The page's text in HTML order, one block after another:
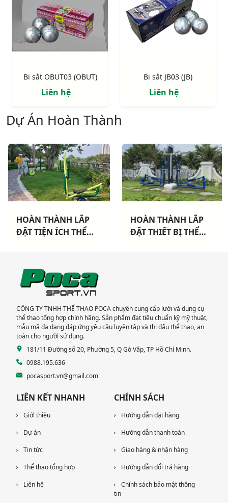
Bi sắt OBUT03 (OBUT)
Liên hệ
Bi sắt JB03 (JB)
Liên hệ
Dự Án Hoàn Thành
HOÀN THÀNH LẮP
ĐẶT TIỆN ÍCH THỂ
HOÀN THÀNH LẮP
ĐẶT THIẾT BỊ THỂ
CÔNG TY TNHH THỂ THAO POCA chuyên cung cấp lưới và dụng cụ
thể thao tổng hợp chính hãng. Sản phẩm đạt tiêu chuẩn kỹ mỹ thuật,
mẫu mã đa dạng đáp ứng yêu cầu luyện tập và thi đấu thể thao, an
toàn cho người sử dụng.
181/11 Đường số 20, Phường 5, Q Gò Vấp, TP Hồ Chí Minh.
0988.195.636
pocasport.vn@gmail.com
LIÊN KẾT NHANH
Giới thiệu
Dự án
Tin tức
Thể thao tổng hợp
Liên hệ
CHÍNH SÁCH
Hướng dẫn đặt hàng
Hướng dẫn thanh toán
Giao hàng & nhận hàng
Hướng dẫn đổi trả hàng
Chính sách bảo mật thông
tin